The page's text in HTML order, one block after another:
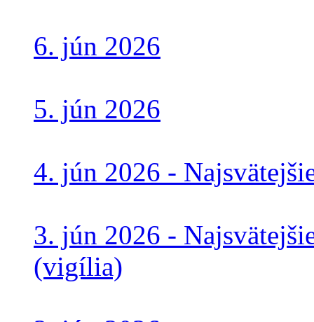
6. jún 2026
5. jún 2026
4. jún 2026 -
3. jún 2026 -
(vigília)